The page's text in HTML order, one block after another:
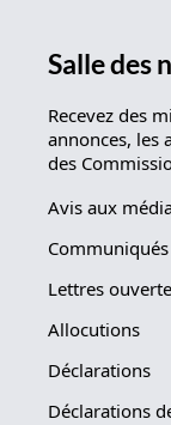
Salle des
Recevez des
annonces, les
des
Avis aux
Communiqués
Lettres
Allocutions
Déclarations
Déclarations